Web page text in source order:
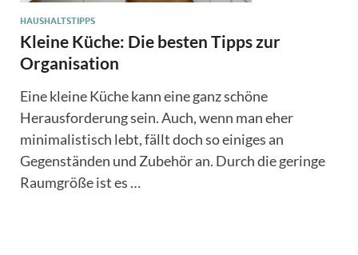
HAUSHALTSTIPPS
Kleine Küche: Die besten Tipps zur
Organisation
Eine kleine Küche kann eine ganz schöne
Herausforderung sein. Auch, wenn man eher
minimalistisch lebt, fällt doch so einiges an
Gegenständen und Zubehör an. Durch die geringe
Raumgröße ist es …